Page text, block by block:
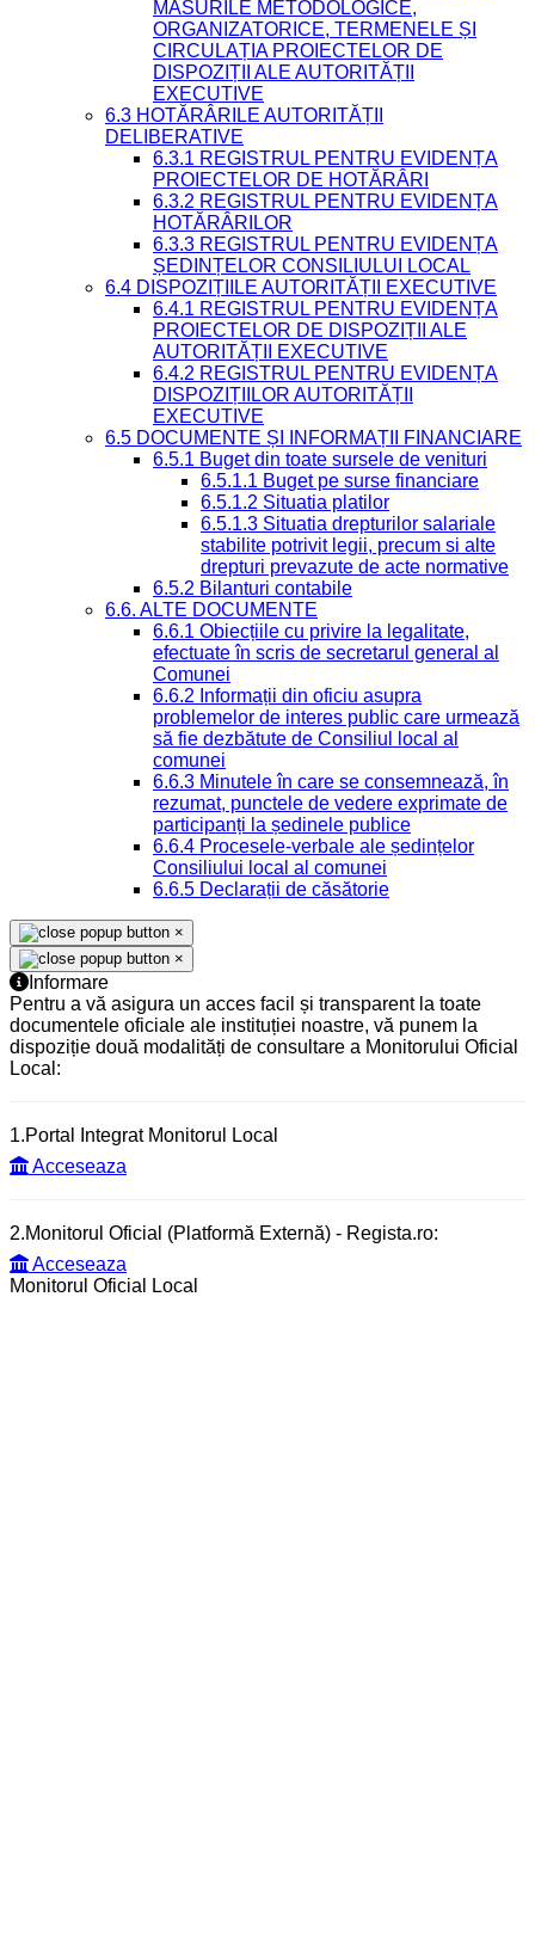
MĂSURILE METODOLOGICE,
ORGANIZATORICE, TERMENELE ȘI
CIRCULAȚIA PROIECTELOR DE
DISPOZIȚII ALE AUTORITĂȚII
EXECUTIVE
6.3 HOTĂRÂRILE AUTORITĂȚII
DELIBERATIVE
6.3.1 REGISTRUL PENTRU EVIDENȚA
PROIECTELOR DE HOTĂRÂRI
6.3.2 REGISTRUL PENTRU EVIDENȚA
HOTĂRÂRILOR
6.3.3 REGISTRUL PENTRU EVIDENȚA
ȘEDINȚELOR CONSILIULUI LOCAL
6.4 DISPOZIȚIILE AUTORITĂȚII EXECUTIVE
6.4.1 REGISTRUL PENTRU EVIDENȚA
PROIECTELOR DE DISPOZIȚII ALE
AUTORITĂȚII EXECUTIVE
6.4.2 REGISTRUL PENTRU EVIDENȚA
DISPOZIȚIILOR AUTORITĂȚII
EXECUTIVE
6.5 DOCUMENTE ȘI INFORMAȚII FINANCIARE
6.5.1 Buget din toate sursele de venituri
6.5.1.1 Buget pe surse financiare
6.5.1.2 Situatia platilor
6.5.1.3 Situatia drepturilor salariale
stabilite potrivit legii, precum si alte
drepturi prevazute de acte normative
6.5.2 Bilanturi contabile
6.6. ALTE DOCUMENTE
6.6.1 Obiecțiile cu privire la legalitate,
efectuate în scris de secretarul general al
Comunei
6.6.2 Informații din oficiu asupra
problemelor de interes public care urmează
să fie dezbătute de Consiliul local al
comunei
6.6.3 Minutele în care se consemnează, în
rezumat, punctele de vedere exprimate de
participanți la ședinele publice
6.6.4 Procesele-verbale ale ședințelor
Consiliului local al comunei
6.6.5 Declarații de căsătorie
×
×
Informare
Pentru a vă asigura un acces facil și transparent la toate
documentele oficiale ale instituției noastre, vă punem la
dispoziție două modalități de consultare a Monitorului Oficial
Local:
1.Portal Integrat Monitorul Local
Acceseaza
2.Monitorul Oficial (Platformă Externă) - Regista.ro:
Acceseaza
Monitorul Oficial Local